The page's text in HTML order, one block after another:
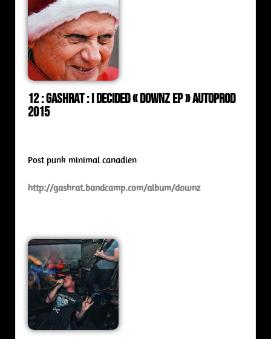
12 : Gashrat : i decided « Downz ep » Autoprod
2015
Post punk minimal canadien
http://gashrat.bandcamp.com/album/downz